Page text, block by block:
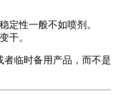
定性一般不如喷剂。
干。
者临时备用产品，而不是